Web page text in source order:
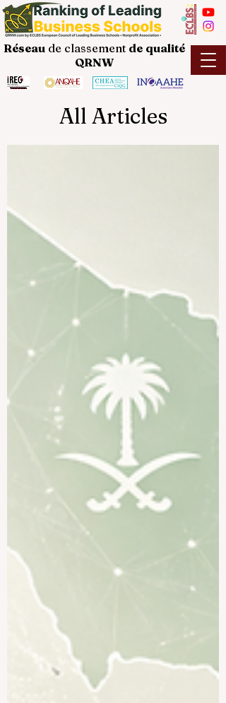
Réseau de classement de qualité
QRNW
All Articles